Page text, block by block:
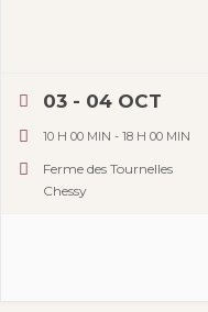
03 - 04 OCT
10 H 00 MIN - 18 H 00 MIN
Ferme des Tournelles
Chessy